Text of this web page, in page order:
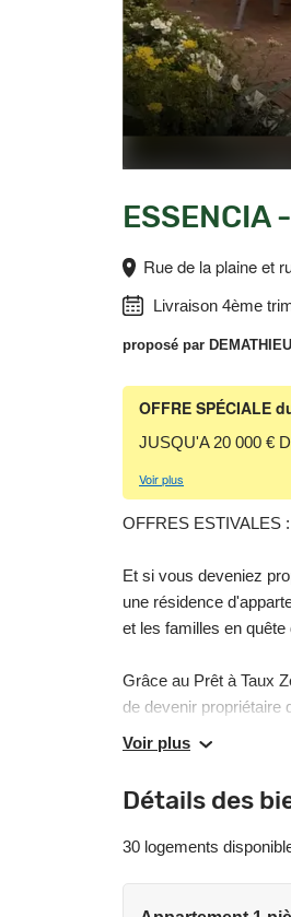
Rue de la plaine et
Livraison 4ème
proposé par
OFFRE SPÉCIALE
JUSQU'A 20 000 €
Voir plus
OFFRES ESTIVALES
Et si vous deveniez
une résidence
et les familles en
Grâce au Prêt à Taux
de devenir propriétaire
commodités.
partagés, potager,
de voir les enfants
Chaque appartement
Voir plus
Détails des
30 logements